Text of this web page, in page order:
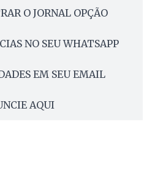
O JORNAL OPÇÃO
NO SEU WHATSAPP
EM SEU EMAIL
AQUI